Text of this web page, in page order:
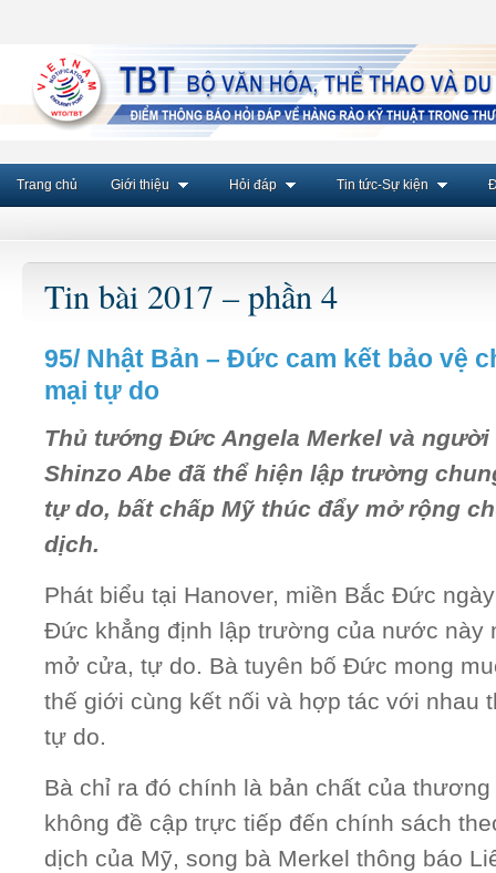
Trang chủ Giới thiệu Hỏi đáp Tin tức-Sự kiện
Tin bài 2017 – phần 4
95/ Nhật Bản – Đức cam kết bảo vệ
mại tự do
Thủ tướng Đức Angela Merkel và người
Shinzo Abe đã thể hiện lập trường
tự do, bất chấp Mỹ thúc đẩy mở rộng
dịch.
Phát biểu tại Hanover, miền Bắc Đức
Đức khẳng định lập trường của nước này
mở cửa, tự do. Bà tuyên bố Đức mong
thế giới cùng kết nối và hợp tác với nhau
tự do.
Bà chỉ ra đó chính là bản chất của
không đề cập trực tiếp đến chính sách
dịch của Mỹ, song bà Merkel thông báo